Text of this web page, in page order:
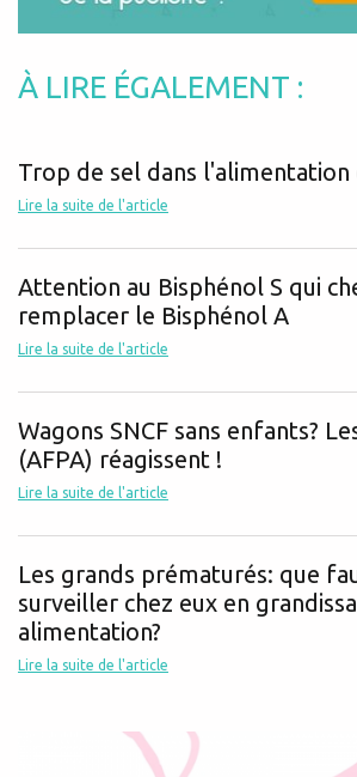
À LIRE ÉGALEMENT :
Trop de sel dans l'alimentation
Lire la suite de l'article
Attention au Bisphénol S qui
remplacer le Bisphénol A
Lire la suite de l'article
Wagons SNCF sans enfants?
(AFPA) réagissent !
Lire la suite de l'article
Les grands prématurés: que
surveiller chez eux en
alimentation?
Lire la suite de l'article